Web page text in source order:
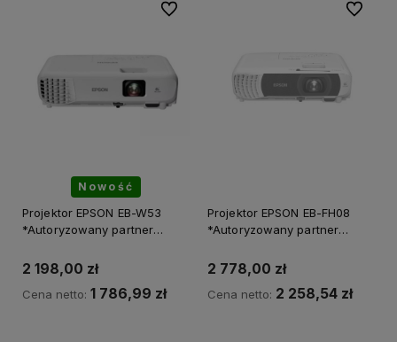
Nowość
Projektor EPSON EB-W53
*Autoryzowany partner
2 198,00 zł
Cena netto: 1 786,99 zł
Do ulubionych
Projektor EPSON EB-FH08
*Autoryzowany partner
2 778,00 zł
Cena netto: 2 258,54 zł
Do